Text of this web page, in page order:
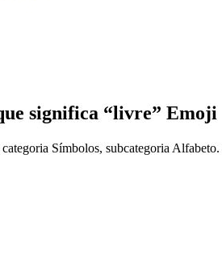
significa “livre” Emoji
Símbolos, subcategoria